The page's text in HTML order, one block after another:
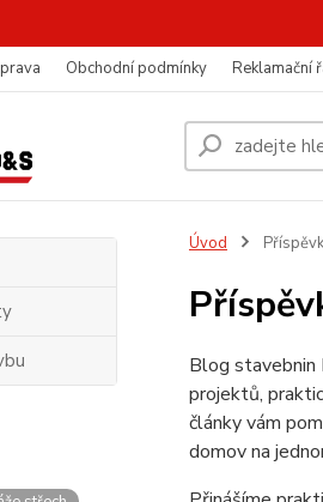
Obchodní podmínky Reklamační
Úvod
Blog stavebnin
projektů,
články vám
domov na